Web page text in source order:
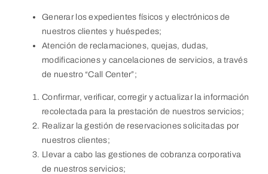
Generar los expedientes físicos y electrónicos de
nuestros clientes y huéspedes;
Atención de reclamaciones, quejas, dudas,
modificaciones y cancelaciones de servicios, a través
de nuestro “Call Center”;
Confirmar, verificar, corregir y actualizar la información
recolectada para la prestación de nuestros servicios;
Realizar la gestión de reservaciones solicitadas por
nuestros clientes;
Llevar a cabo las gestiones de cobranza corporativa
de nuestros servicios;